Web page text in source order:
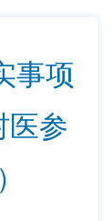
事项
医参